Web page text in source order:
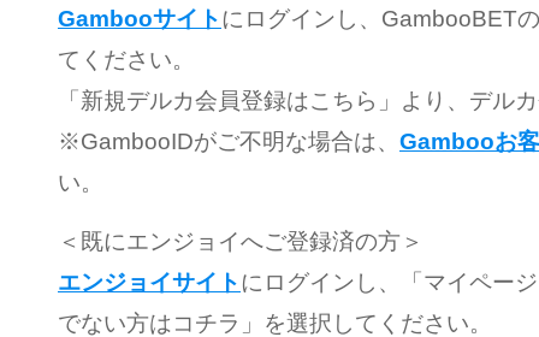
Gambooサイト にログインし、GambooBET
てください。
「新規デルカ会員登録はこちら」より、デル
※GambooIDがご不明な場合は、 Gambooお
い。
＜既にエンジョイへご登録済の方＞
エンジョイサイト にログインし、「マイペー
でない方はコチラ」を選択してください。